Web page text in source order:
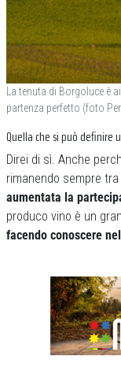
La tenuta di Borgoluce è
partenza perfetto (foto
Quella che si può definire
Direi di sì. Anche
rimanendo sempre
aumentata la
produco vino è un
facendo conoscere